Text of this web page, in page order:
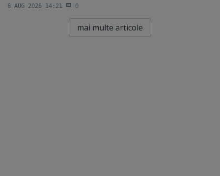
6 AUG 2026 14:21 0
mai multe articole